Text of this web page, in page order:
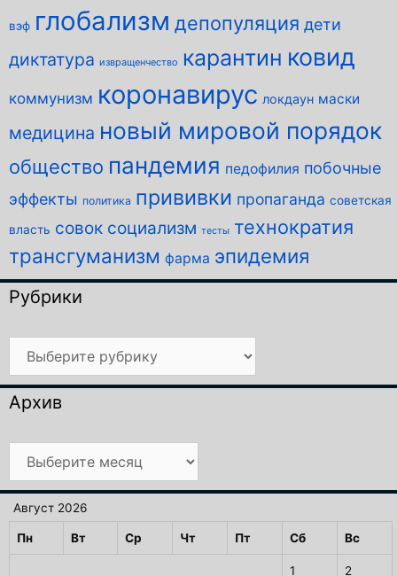
вэф глобализм депопуляция дети
диктатура извращенчество карантин ковид
коммунизм коронавирус локдаун маски
медицина новый мировой порядок
общество пандемия педофилия побочные
эффекты политика прививки пропаганда советская
власть совок социализм тесты технократия
трансгуманизм фарма эпидемия
Рубрики
Архив
Август 2026
Пн Вт Ср Чт Пт Сб Вс
1 2